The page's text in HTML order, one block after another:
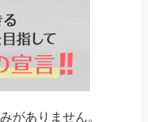
ありません。